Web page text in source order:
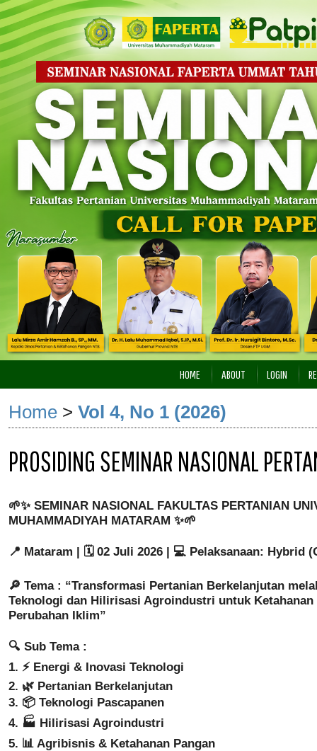
HOME ABOUT LOGIN
Home > Vol 4, No 1 (2026)
PROSIDING SEMINAR NASIONAL
🌱✨ SEMINAR NASIONAL FAKULTAS PERTANIAN
MUHAMMADIYAH MATARAM ✨🌱
📍 Mataram | 🗓️ 02 Juli 2026 | 💻 Pelaksanaan: Hybrid
🔎 Tema : “Transformasi Pertanian Berkelanjutan
Teknologi dan Hilirisasi Agroindustri untuk Ketahanan
Perubahan Iklim”
🔍 Sub Tema :
1. ⚡ Energi & Inovasi Teknologi
2. 🌿 Pertanian Berkelanjutan
3. 📦 Teknologi Pascapanen
4. 🏭 Hilirisasi Agroindustri
5. 📊 Agribisnis & Ketahanan Pangan